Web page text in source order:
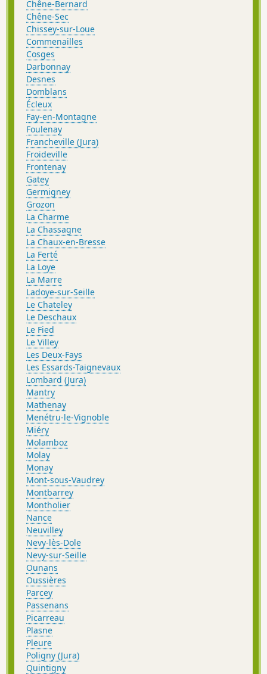
Chêne-Bernard
Chêne-Sec
Chissey-sur-Loue
Commenailles
Cosges
Darbonnay
Desnes
Domblans
Écleux
Fay-en-Montagne
Foulenay
Francheville (Jura)
Froideville
Frontenay
Gatey
Germigney
Grozon
La Charme
La Chassagne
La Chaux-en-Bresse
La Ferté
La Loye
La Marre
Ladoye-sur-Seille
Le Chateley
Le Deschaux
Le Fied
Le Villey
Les Deux-Fays
Les Essards-Taignevaux
Lombard (Jura)
Mantry
Mathenay
Menétru-le-Vignoble
Miéry
Molamboz
Molay
Monay
Mont-sous-Vaudrey
Montbarrey
Montholier
Nance
Neuvilley
Nevy-lès-Dole
Nevy-sur-Seille
Ounans
Oussières
Parcey
Passenans
Picarreau
Plasne
Pleure
Poligny (Jura)
Quintigny